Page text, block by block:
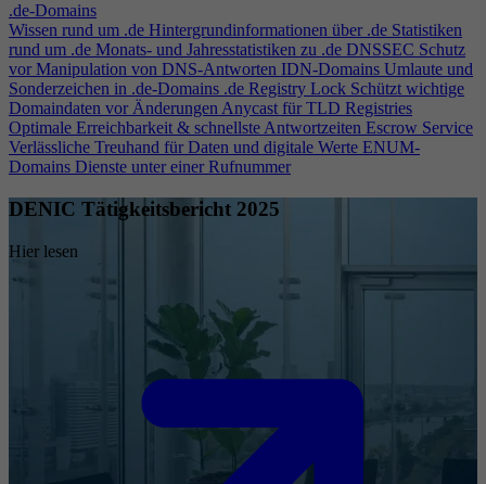
.de-Domains
Wissen rund um .de Hintergrundinformationen über .de Statistiken
rund um .de Monats- und Jahresstatistiken zu .de DNSSEC Schutz
vor Manipulation von DNS-Antworten IDN-Domains Umlaute und
Sonderzeichen in .de-Domains .de Registry Lock Schützt wichtige
Domaindaten vor ÄnderungenAnycast für TLD Registries
Optimale Erreichbarkeit & schnellste Antwortzeiten Escrow Service
Verlässliche Treuhand für Daten und digitale Werte ENUM-
Domains Dienste unter einer Rufnummer
DENIC Tätigkeitsbericht 2025
Hier lesen